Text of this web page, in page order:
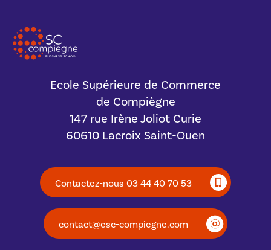
Ecole Supérieure de Commerce
de Compiègne
147 rue Irène Joliot Curie
60610 Lacroix Saint-Ouen
Contactez-nous 03 44 40 70 53
contact@esc-compiegne.com